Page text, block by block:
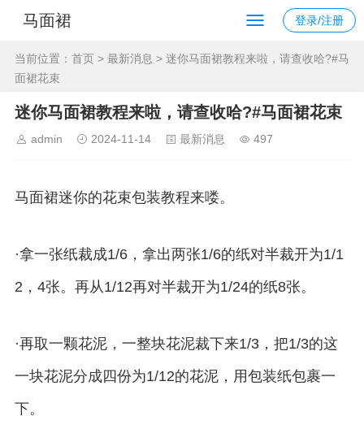
马面裙 登录/注册
当前位置： 首页 > 最新消息 > 迷你马面裙教程来啦，请查收哈?#马
面裙花束
迷你马面裙教程来啦，请查收哈?#马面裙花束
admin 2024-11-14 最新消息 497
马面裙迷你的花束包装教程来喽。
·拿一张纸裁成1/6，拿出两张1/6的纸对半裁开为1/1
2，4张。再从1/12再对半裁开为1/24的纸8张。
·再取一颗花泥，一整块花泥裁下来1/3，把1/3的这
一块花泥分成四份为1/12的花泥，用包装纸包裹一
下。